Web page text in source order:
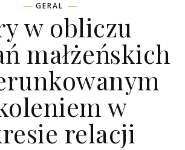
GERAL
w obliczu
małżeńskich
w
relacji